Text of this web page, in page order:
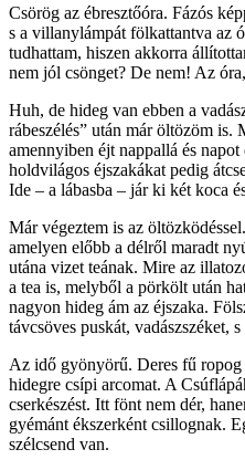
Csörög az ébresztőóra. Fázós
s a villanylámpát fölkattantva az
tudhattam, hiszen akkorra
nem jól csönget? De nem! Az
Huh, de hideg van ebben a
rábeszélés” után már öltözöm is.
amennyiben éjt nappallá és
holdvilágos éjszakákat pedig
Ide – a lábasba – jár ki két koca
Már végeztem is az
amelyen előbb a délről maradt
utána vizet teának. Mire az
a tea is, melyből a pörkölt után
nagyon hideg ám az éjszaka.
távcsöves puskát, vadászszéket,
Az idő gyönyörű. Deres fű ropog
hidegre csípi arcomat. A
cserkészést. Itt fönt nem dér,
gyémánt ékszerként csillognak.
szélcsend van.